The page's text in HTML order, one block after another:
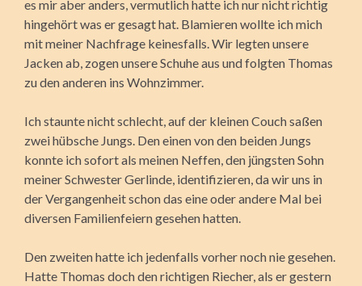
es mir aber anders, vermutlich hatte ich nur nicht richtig
hingehört was er gesagt hat. Blamieren wollte ich mich
mit meiner Nachfrage keinesfalls. Wir legten unsere
Jacken ab, zogen unsere Schuhe aus und folgten Thomas
zu den anderen ins Wohnzimmer.
Ich staunte nicht schlecht, auf der kleinen Couch saßen
zwei hübsche Jungs. Den einen von den beiden Jungs
konnte ich sofort als meinen Neffen, den jüngsten Sohn
meiner Schwester Gerlinde, identifizieren, da wir uns in
der Vergangenheit schon das eine oder andere Mal bei
diversen Familienfeiern gesehen hatten.
Den zweiten hatte ich jedenfalls vorher noch nie gesehen.
Hatte Thomas doch den richtigen Riecher, als er gestern